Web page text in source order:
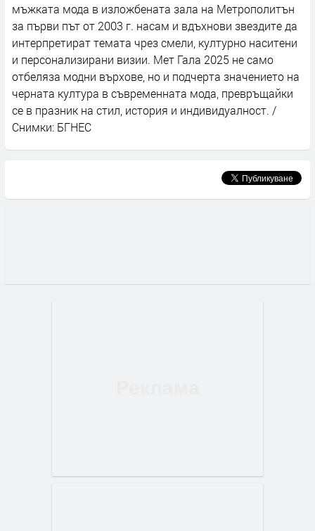
мъжката мода в изложбената зала на Метрополитън
за първи път от 2003 г. насам и вдъхнови звездите да
интерпретират темата чрез смели, културно наситени
и персонализирани визии. Мет Гала 2025 не само
отбеляза модни върхове, но и подчерта значението на
черната култура в съвременната мода, превръщайки
се в празник на стил, история и индивидуалност. /
Снимки: БГНЕС